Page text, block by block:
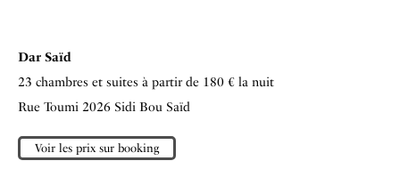
Dar Saïd
23 chambres et suites à partir de 180 € la nuit
Rue Toumi 2026 Sidi Bou Saïd
Voir les prix sur booking